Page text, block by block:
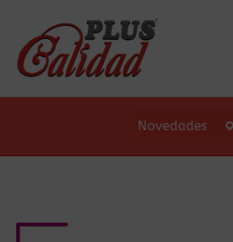
Novedades